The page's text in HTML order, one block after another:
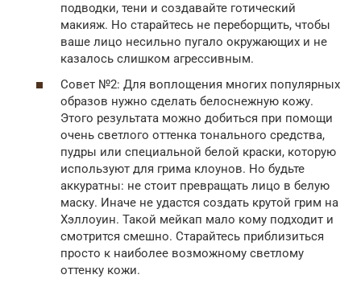
подводки, тени и создавайте готический
макияж. Но старайтесь не переборщить, чтобы
ваше лицо несильно пугало окружающих и не
казалось слишком агрессивным.
Совет №2: Для воплощения многих популярных
образов нужно сделать белоснежную кожу.
Этого результата можно добиться при помощи
очень светлого оттенка тонального средства,
пудры или специальной белой краски, которую
используют для грима клоунов. Но будьте
аккуратны: не стоит превращать лицо в белую
маску. Иначе не удастся создать крутой грим на
Хэллоуин. Такой мейкап мало кому подходит и
смотрится смешно. Старайтесь приблизиться
просто к наиболее возможному светлому
оттенку кожи.